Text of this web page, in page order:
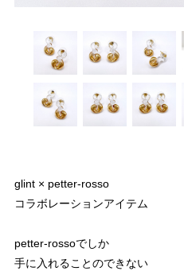
glint × petter-rosso
コラボレーションアイテム
petter-rossoでしか
手に入れることのできない